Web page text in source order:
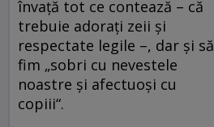
învață tot ce contează – că
trebuie adorați zeii și
respectate legile –, dar și să
fim „sobri cu nevestele
noastre și afectuoși cu
copiii“.